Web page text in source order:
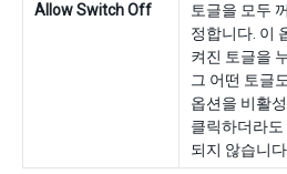
Allow Switch Off
토글을 모두
정합니다. 이
켜진 토글을
그 어떤 토글
옵션을 비활
클릭하더라도
되지 않습니다.